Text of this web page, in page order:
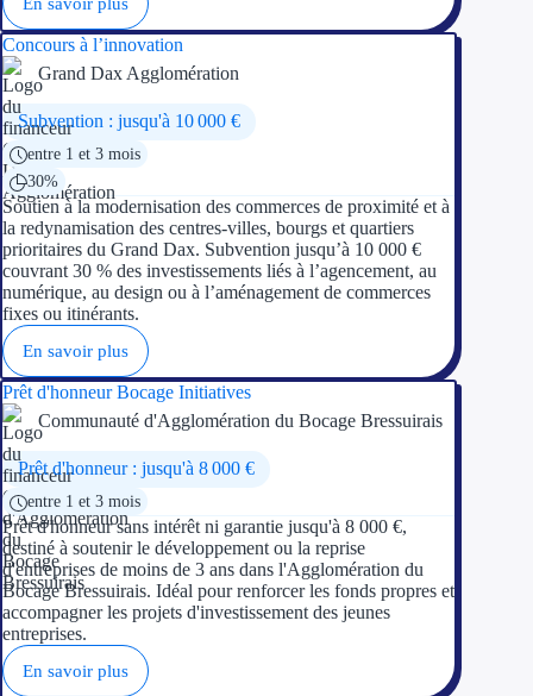
Aides
Solutions MAPi
Simulateur d'éligibilité
Trouvez des idées de
Quelles aides pour
Aides Région
Concours à l’innovation
Grand Dax Agglomération
Subvention : jusqu'à 10 000 €
entre 1 et 3 mois
30%
Soutien à la modernisation des commerces de proximité et à
la redynamisation des centres-villes, bourgs et quartiers
prioritaires du Grand Dax. Subvention jusqu’à 10 000 €
couvrant 30 % des investissements liés à l’agencement, au
numérique, au design ou à l’aménagement de commerces
fixes ou itinérants.
En savoir plus
Prêt d'honneur Bocage Initiatives
Communauté d'Agglomération du Bocage Bressuirais
Prêt d'honneur : jusqu'à 8 000 €
entre 1 et 3 mois
Prêt d'honneur sans intérêt ni garantie jusqu'à 8 000 €,
destiné à soutenir le développement ou la reprise
d'entreprises de moins de 3 ans dans l'Agglomération du
Bocage Bressuirais. Idéal pour renforcer les fonds propres et
accompagner les projets d'investissement des jeunes
entreprises.
En savoir plus